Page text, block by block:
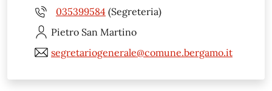
035399584 (Segreteria)
Pietro San Martino
segretariogenerale@comune.bergamo.it